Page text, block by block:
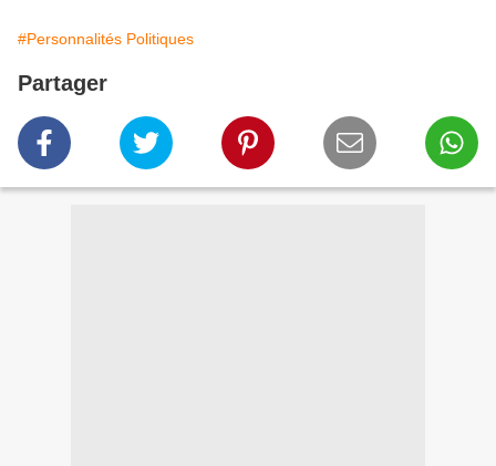
#Personnalités Politiques
Partager